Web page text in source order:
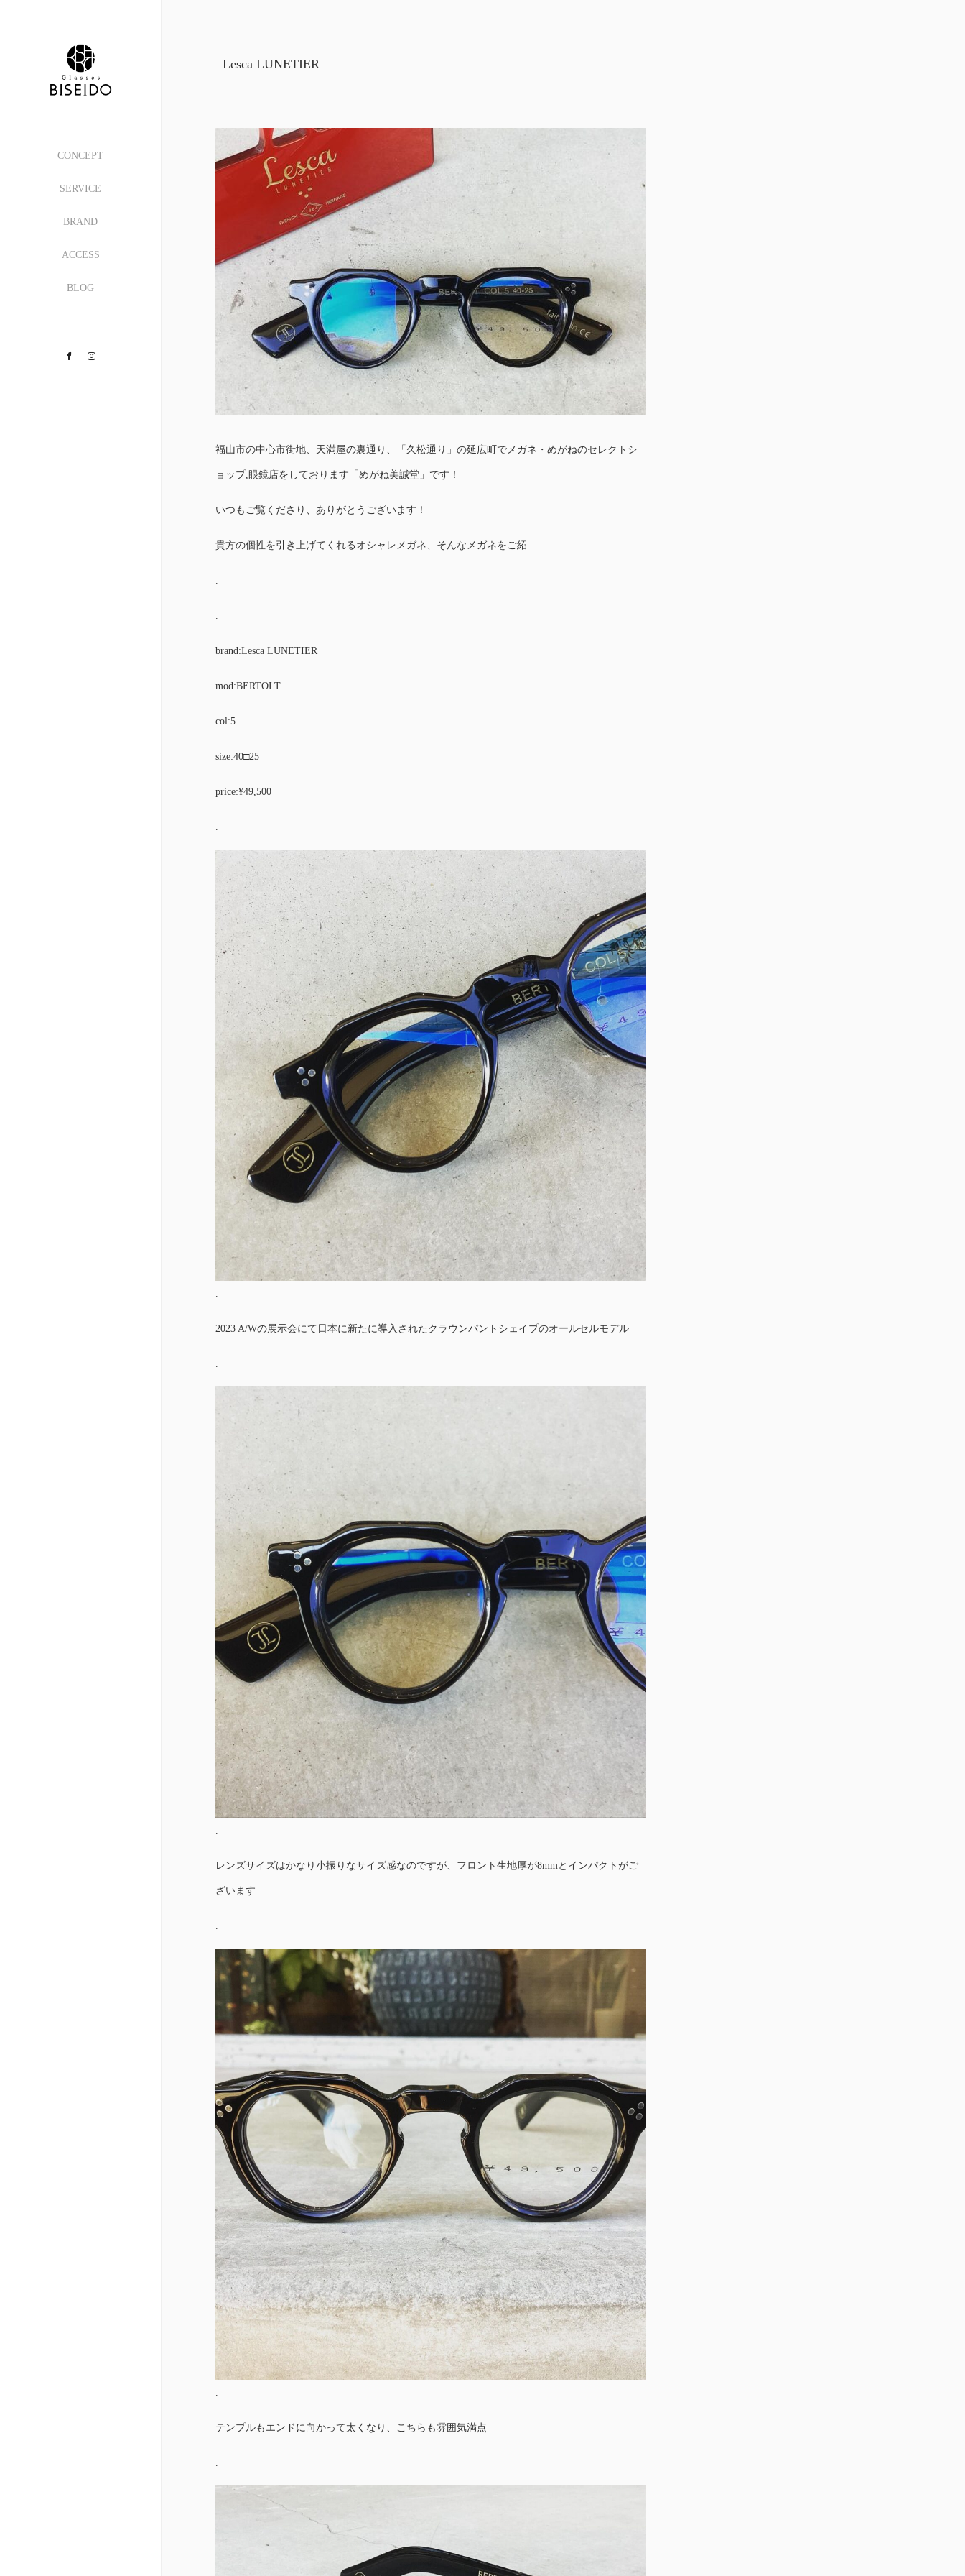
CONCEPT
SERVICE
BRAND
ACCESS
BLOG
Facebook
Lesca LUNETIER
福山市の中心市街地、天満屋の裏通り、「久松通り」の延広町でメガネ・めがねのセレクトシ
ョップ,眼鏡店をしております「めがね美誠堂」です！
いつもご覧くださり、ありがとうございます！
貴方の個性を引き上げてくれるオシャレメガネ、そんなメガネをご紹
.
.
brand:Lesca LUNETIER
mod:BERTOLT
col:5
size:40□25
price:¥49,500
.
.
2023 A/Wの展示会にて日本に新たに導入されたクラウンパントシェイプのオールセルモデル
.
.
レンズサイズはかなり小振りなサイズ感なのですが、フロント生地厚が8mmとインパクトがご
ざいます
.
.
テンプルもエンドに向かって太くなり、こちらも雰囲気満点
.